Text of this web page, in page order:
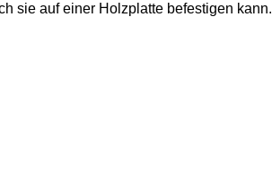
sie auf einer Holzplatte befestigen kann.